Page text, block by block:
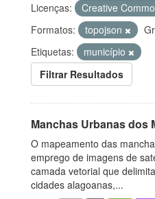
Licenças:
Creative
Formatos:
topojson
Etiquetas:
município
Filtrar Resultados
Manchas Urbanas dos
O mapeamento das
emprego de imagens de
camada vetorial que
cidades alagoanas,...